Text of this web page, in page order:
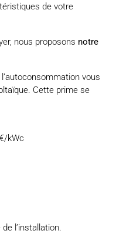
de votre
nous proposons notre
vous
Cette prime se
kWc
l’installation.